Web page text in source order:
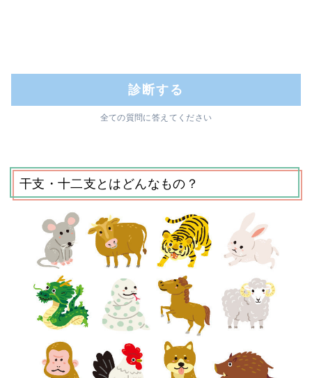
診断する
全ての質問に答えてください
干支・十二支とはどんなもの？